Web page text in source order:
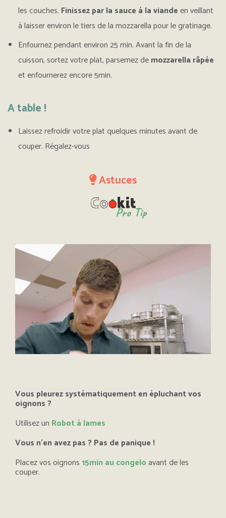
les couches. Finissez par la sauce à la viandeen veillant
à laisser environ le tiers de la mozzarella pour le gratinage.
Enfournez pendant environ 25 min. Avant la fin de la
cuisson, sortez votre plat, parsemez demozzarella râpée
et enfournerez encore 5min.
A table !
Laissez refroidir votre plat quelques minutes avant de
couper. Régalez-vous
Astuces
Pro Tip
Vous pleurez systématiquement en épluchant vos
oignons ?
Utilisez un Robot à lames
Vous n’en avez pas ? Pas de panique !
Placez vos oignons15min au congeloavant de les
couper.